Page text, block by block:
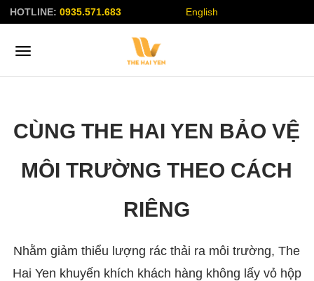
HOTLINE: 0935.571.683 English
CÙNG THE HAI YEN BẢO VỆ
MÔI TRƯỜNG THEO CÁCH
RIÊNG
Nhằm giảm thiểu lượng rác thải ra môi trường, The
Hai Yen khuyến khích khách hàng không lấy vỏ hộp